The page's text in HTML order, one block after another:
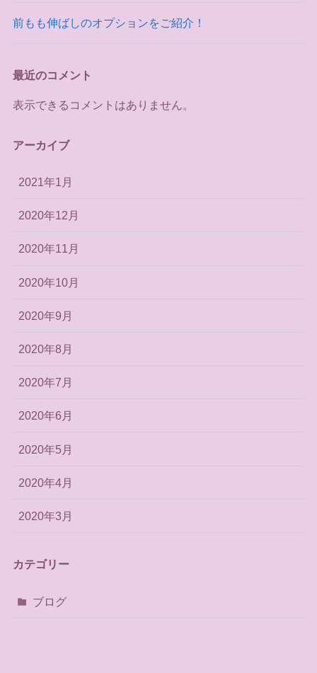
前もも伸ばしのオプションをご紹介！
最近のコメント
表示できるコメントはありません。
アーカイブ
2021年1月
2020年12月
2020年11月
2020年10月
2020年9月
2020年8月
2020年7月
2020年6月
2020年5月
2020年4月
2020年3月
カテゴリー
ブログ